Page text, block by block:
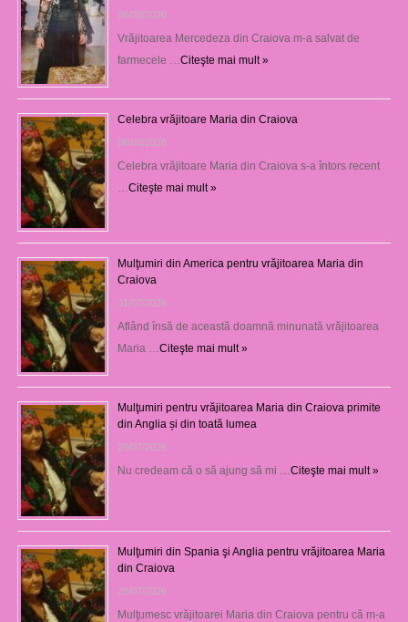
06/08/2026
Vrăjitoarea Mercedeza din Craiova m-a salvat de
farmecele … Citeşte mai mult »
Celebra vrăjitoare Maria din Craiova
06/08/2026
Celebra vrăjitoare Maria din Craiova s-a întors recent
Citeşte mai mult »
Mulţumiri din America pentru vrăjitoarea Maria din
Craiova
31/07/2026
Aflând însă de această doamnă minunată vrăjitoarea
Maria … Citeşte mai mult »
Mulţumiri pentru vrăjitoarea Maria din Craiova primite
din Anglia și din toată lumea
29/07/2026
Nu credeam că o să ajung să mi … Citeşte mai mult »
Mulţumiri din Spania şi Anglia pentru vrăjitoarea Maria
din Craiova
28/07/2026
Mulţumesc vrăjitoarei Maria din Craiova pentru că m-a